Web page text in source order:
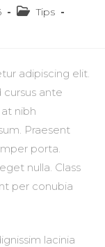
Tips
adipiscing elit.
ante
nibh
Praesent
porta.
nulla. Class
per conubia
lacinia